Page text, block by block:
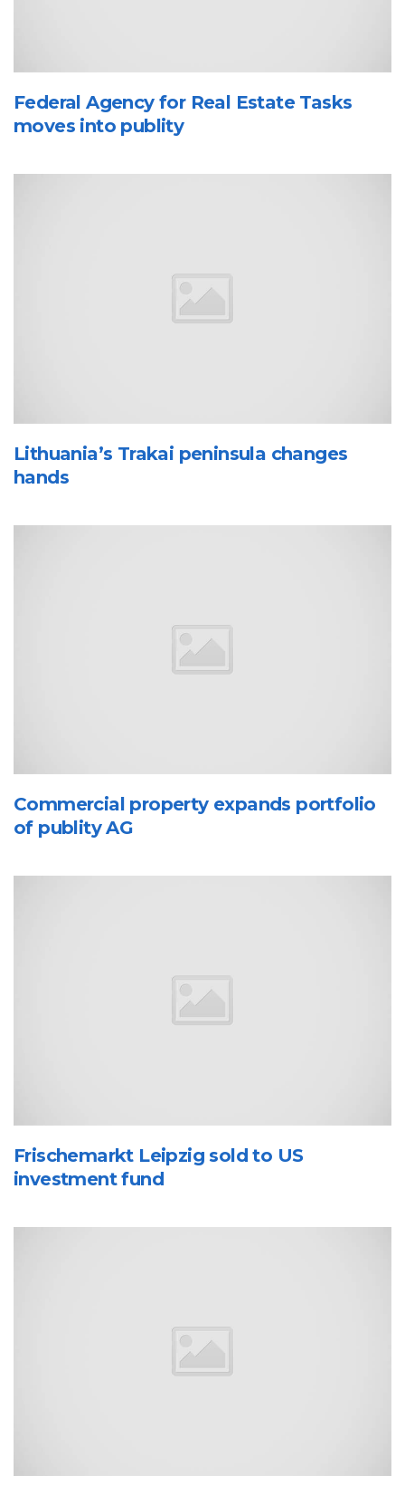
Federal Agency for Real Estate Tasks
moves into publity
Lithuania’s Trakai peninsula changes
hands
Commercial property expands portfolio
of publity AG
Frischemarkt Leipzig sold to US
investment fund